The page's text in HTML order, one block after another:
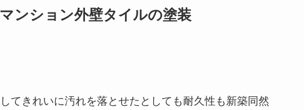
ンション外壁タイルの塗装
てきれいに汚れを落とせたとしても耐久性も新築同然